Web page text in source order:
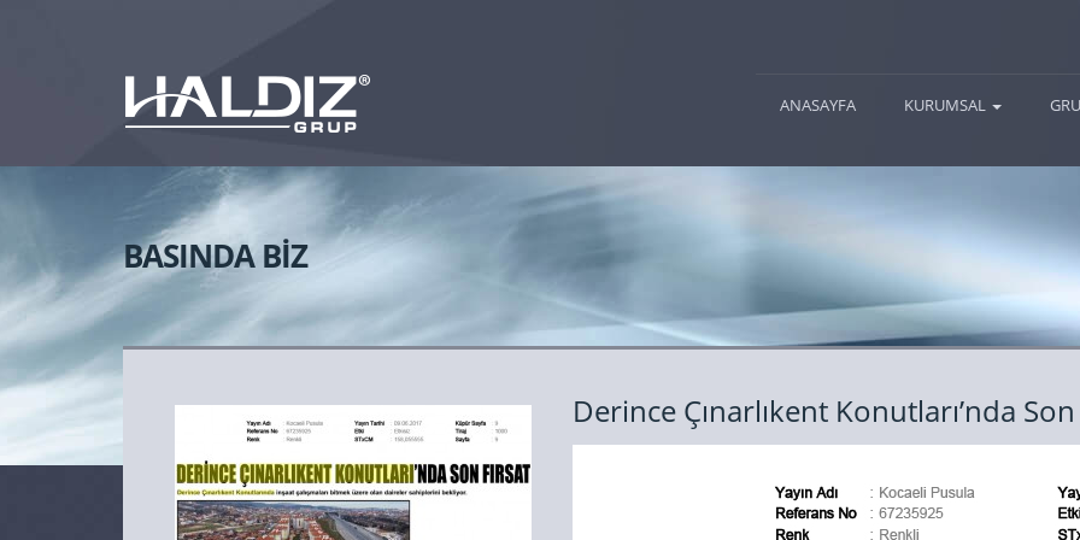
ANASAYFA(current)KURUMSAL
BASINDA BİZ
Derince Çınarlıkent Konutları’nda Son